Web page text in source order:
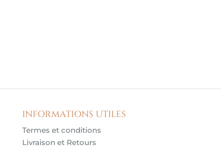
INFORMATIONS UTILES
Termes et conditions
Livraison et Retours